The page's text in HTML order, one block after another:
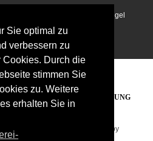
Sie optimal zu
verbessern zu
Cookies. Durch die
stimmen Sie
zu. Weitere
erhalten Sie in
Schalen, Bilder, Spiegel
Technik.
DATENSCHUTZERKLÄRUNG
Bildhauerei Leder . Designed by